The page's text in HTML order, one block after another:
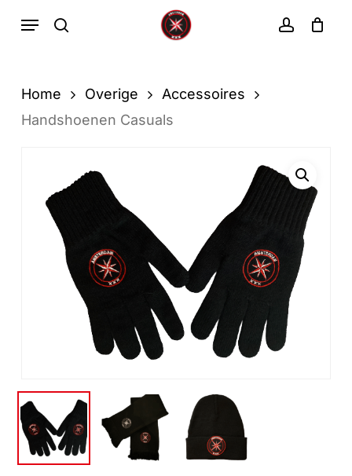
hoofdinhoud
zoekopdracht
Menu
Winkelwagen
Home Overige
Accessoires
Handshoenen Casuals